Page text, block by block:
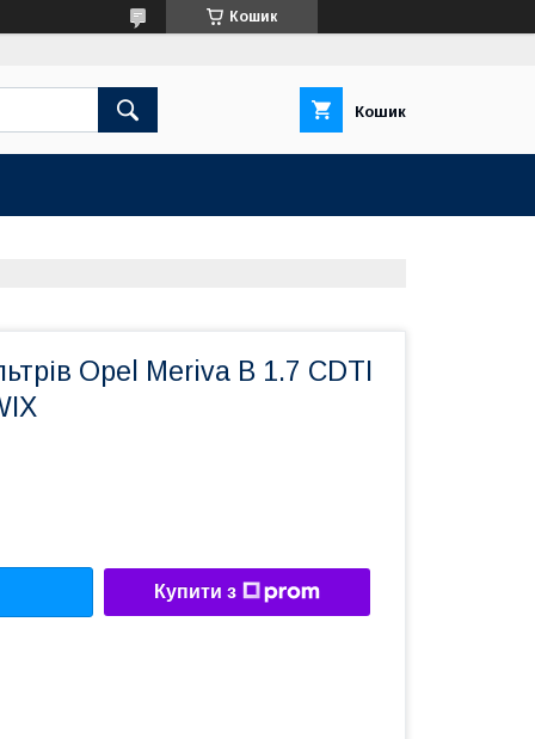
Кошик
Кошик
Opel Meriva B 1.7 CDTI
Купити з